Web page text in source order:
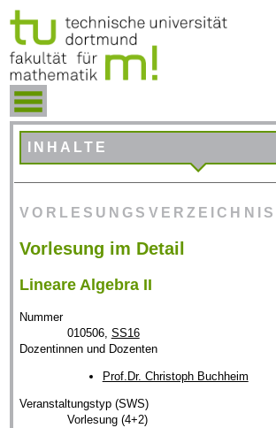
INHALTE
VORLESUNGSVERZEICHNIS
Vorlesung im Detail
Lineare Algebra II
Nummer
010506, SS16
Dozentinnen und Dozenten
Prof.Dr. Christoph Buchheim
Veranstaltungstyp (SWS)
Vorlesung (4+2)